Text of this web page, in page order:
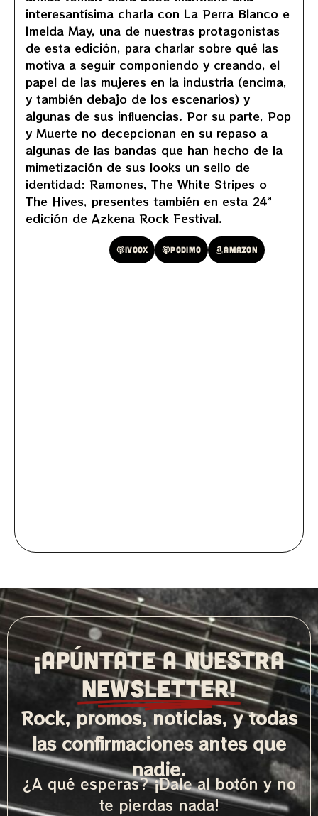
interesantísima charla con La Perra Blanco e
Imelda May, una de nuestras protagonistas
de esta edición, para charlar sobre qué las
motiva a seguir componiendo y creando, el
papel de las mujeres en la industria (encima,
y también debajo de los escenarios) y
algunas de sus influencias. Por su parte, Pop
y Muerte no decepcionan en su repaso a
algunas de las bandas que han hecho de la
mimetización de sus looks un sello de
identidad: Ramones, The White Stripes o
The Hives, presentes también en esta 24ª
edición de Azkena Rock Festival.
Ivoox Podimo Amazon
¡APÚNTATE A NUESTRA
NEWSLETTER!
Rock, promos, noticias, y todas
las confirmaciones antes que
nadie.
¿A qué esperas? ¡Dale al botón y no
te pierdas nada!